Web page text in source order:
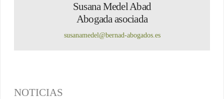
Susana Medel Abad
Abogada asociada
susanamedel@bernad-abogados.es
NOTICIAS